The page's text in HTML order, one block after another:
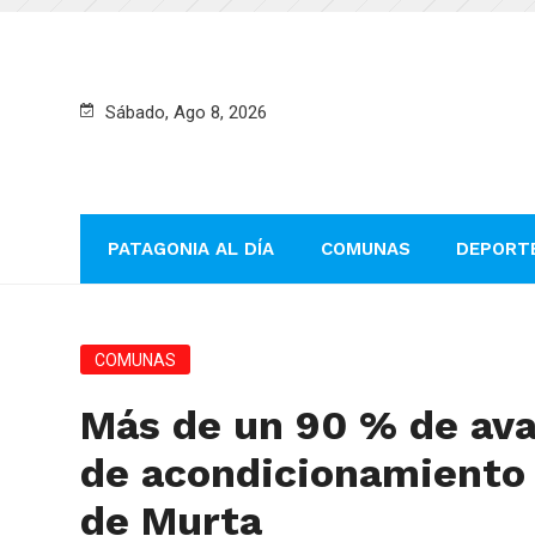
Sábado, Ago 8, 2026
PATAGONIA AL DÍA COMUNAS
COMUNAS
Más de un 90 % de
de
de Murta